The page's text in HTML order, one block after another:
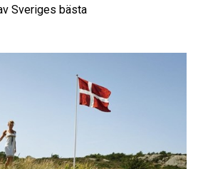
Sveriges bästa